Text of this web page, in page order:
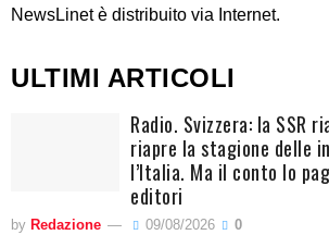
NewsLinet è distribuito via Internet.
ULTIMI ARTICOLI
Radio. Svizzera: la SSR
riapre la stagione delle
l’Italia. Ma il conto lo
editori
by Redazione 09/08/2026 0